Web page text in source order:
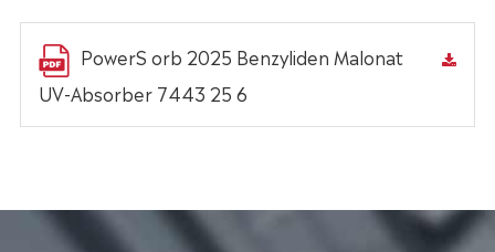
PowerS orb 2025 Benzyliden Malonat
UV-Absorber 7443 25 6